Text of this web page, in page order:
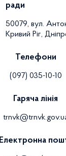
ради
50079, вул.
Кривий Ріг,
Телефони
(097) 035-10-10
Гаряча лінія
Електронна